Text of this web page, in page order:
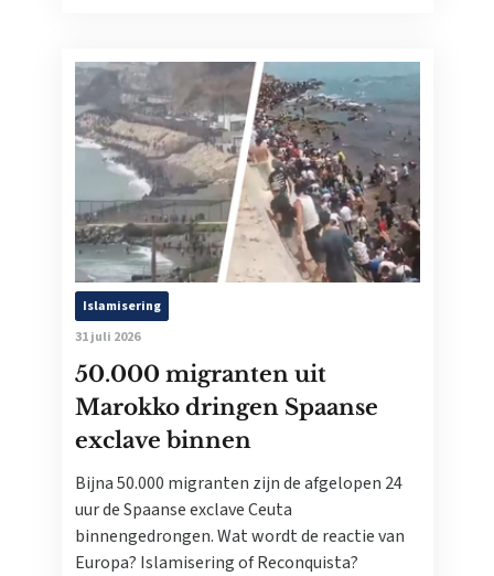
Islamisering
31 juli 2026
50.000 migranten uit
Marokko dringen Spaanse
exclave binnen
Bijna 50.000 migranten zijn de afgelopen 24
uur de Spaanse exclave Ceuta
binnengedrongen. Wat wordt de reactie van
Europa? Islamisering of Reconquista?